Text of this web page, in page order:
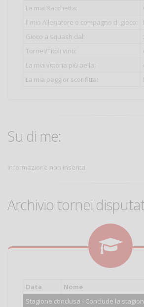
La mia Racchetta:
Il mio Allenatore o compagno di gioco:
Gioco a squash dal:
Tornei/Titoli vinti:
La mia vittoria più bella:
La mia peggior sconfitta:
Su di me:
Informazione non inserita
Archivio tornei
Data Nome
Stagione conclusa - Conclude la